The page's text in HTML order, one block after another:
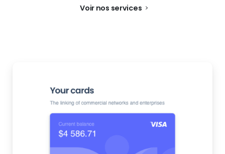
Voir nos services